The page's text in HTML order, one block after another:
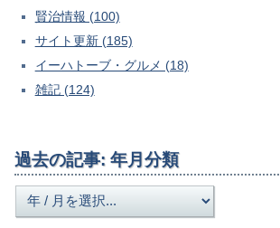
賢治情報 (100)
サイト更新 (185)
イーハトーブ・グルメ (18)
雑記 (124)
過去の記事: 年月分類